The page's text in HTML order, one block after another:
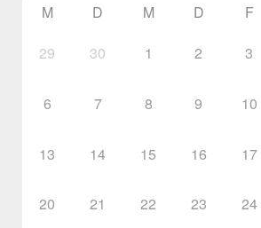
M D M D F
29 30 1 2 3
6 7 8 9 10
13 14 15 16 17
20 21 22 23 24